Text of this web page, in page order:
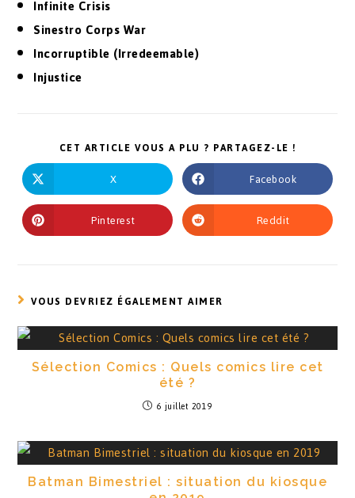
Infinite Crisis
Sinestro Corps War
Incorruptible (Irredeemable)
Injustice
CET ARTICLE VOUS A PLU ? PARTAGEZ-LE !
X Facebook
Pinterest Reddit
VOUS DEVRIEZ ÉGALEMENT AIMER
Sélection Comics : Quels comics lire cet
été ?
6 juillet 2019
Batman Bimestriel : situation du kiosque